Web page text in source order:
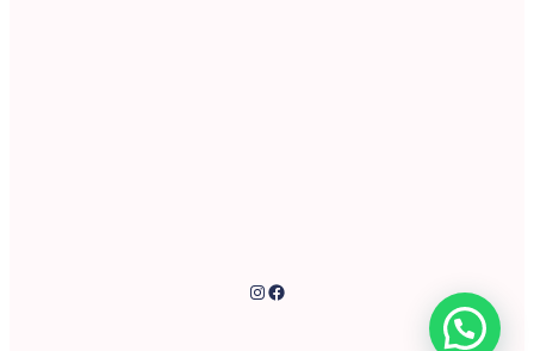
Instagram
Facebook